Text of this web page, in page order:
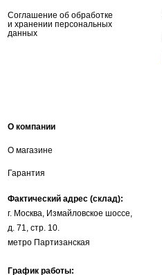
Соглашение об обработке
и хранении персональных
данных
О компании
О магазине
Гарантия
Фактический адрес (склад):
г. Москва, Измайловское шоссе,
д. 71, стр. 10.
метро Партизанская
График работы: